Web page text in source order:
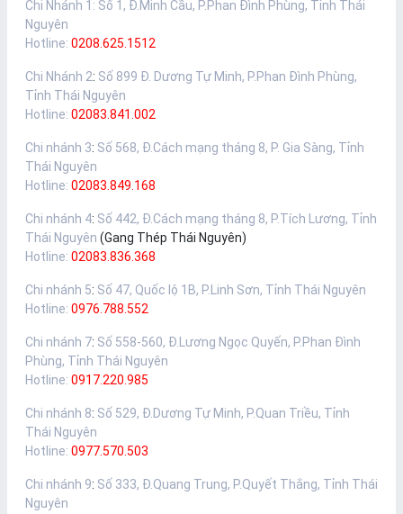
Chi Nhánh 1 : Số 1, Đ.Minh Cầu, P.Phan Đình Phùng, Tỉnh Thái
Nguyên
Hotline: 0208.625.1512
Chi Nhánh 2: Số 899 Đ. Dương Tự Minh, P.Phan Đình Phùng,
Tỉnh Thái Nguyên
Hotline: 02083.841.002
Chi nhánh 3: Số 568, Đ.Cách mạng tháng 8, P. Gia Sàng, Tỉnh
Thái Nguyên
Hotline: 02083.849.168
Chi nhánh 4: Số 442, Đ.Cách mạng tháng 8, P.Tích Lương, Tỉnh
Thái Nguyên (Gang Thép Thái Nguyên)
Hotline: 02083.836.368
Chi nhánh 5: Số 47, Quốc lộ 1B, P.Linh Sơn, Tỉnh Thái Nguyên
Hotline: 0976.788.552
Chi nhánh 7: Số 558-560, Đ.Lương Ngọc Quyến, P.Phan Đình
Phùng, Tỉnh Thái Nguyên
Hotline: 0917.220.985
Chi nhánh 8: Số 529, Đ.Dương Tự Minh, P.Quan Triều, Tỉnh
Thái Nguyên
Hotline: 0977.570.503
Chi nhánh 9: Số 333, Đ.Quang Trung, P.Quyết Thắng, Tỉnh Thái
Nguyên